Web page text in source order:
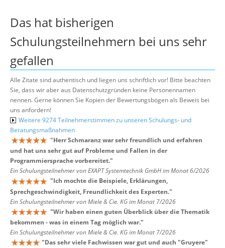
Das hat bisherigen
Schulungsteilnehmern bei uns sehr
gefallen
Alle Zitate sind authentisch und liegen uns schriftlich vor! Bitte beachten
Sie, dass wir aber aus Datenschutzgründen keine Personennamen
nennen. Gerne können Sie Kopien der Bewertungsbögen als Beweis bei
uns anfordern!
Weitere 9274 Teilnehmerstimmen zu unseren Schulungs- und
Beratungsmaßnahmen
"Herr Schmaranz war sehr freundlich und erfahren
und hat uns sehr gut auf Probleme und Fallen in der
Programmiersprache vorbereitet."
Ein Schulungsteilnehmer von EXAPT Systemtechnik GmbH im Monat 6/2026
"Ich mochte die Beispiele, Erklärungen,
Sprechgeschwindigkeit, Freundlichkeit des Experten."
Ein Schulungsteilnehmer von Miele & Cie. KG im Monat 7/2026
"Wir haben einen guten Überblick über die Thematik
bekommen - was in einem Tag möglich war."
Ein Schulungsteilnehmer von Miele & Cie. KG im Monat 7/2026
"Das sehr viele Fachwissen war gut und auch "Gruyere"